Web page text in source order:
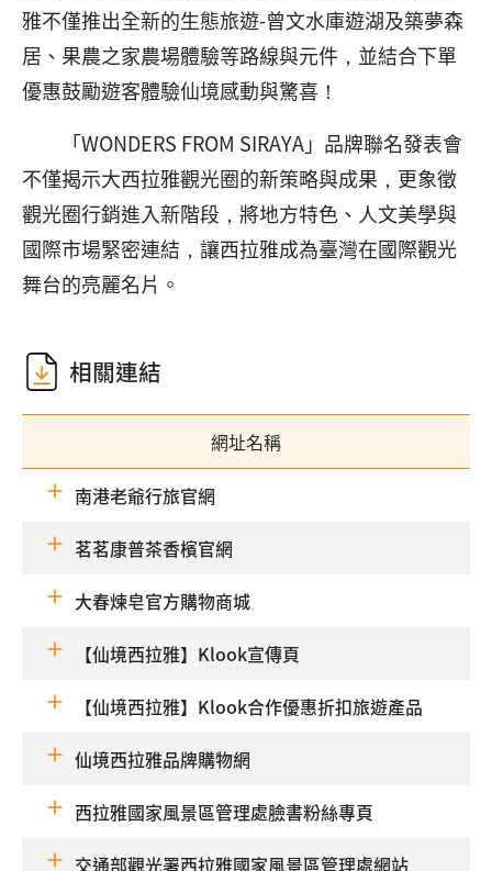
雅不僅推出全新的生態旅遊-曾文水庫遊湖及築夢森
居、果農之家農場體驗等路線與元件，並結合下單
優惠鼓勵遊客體驗仙境感動與驚喜！
「WONDERS FROM SIRAYA」品牌聯名發表會
不僅揭示大西拉雅觀光圈的新策略與成果，更象徵
觀光圈行銷進入新階段，將地方特色、人文美學與
國際市場緊密連結，讓西拉雅成為臺灣在國際觀光
舞台的亮麗名片。
相關連結
網址名稱
南港老爺行旅官網
茗茗康普茶香檳官網
大春煉皂官方購物商城
【仙境西拉雅】Klook宣傳頁
【仙境西拉雅】Klook合作優惠折扣旅遊產品
仙境西拉雅品牌購物網
西拉雅國家風景區管理處臉書粉絲專頁
交通部觀光署西拉雅國家風景區管理處網站